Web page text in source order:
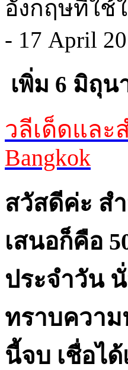
เพิ่ม 6 มิถุน
วลีเด็ดแล
Bangkok
สวัสดีค่ะ ส
เสนอก็คือ
ประจำวัน
ทราบควา
นี้จบ เชื่อไ